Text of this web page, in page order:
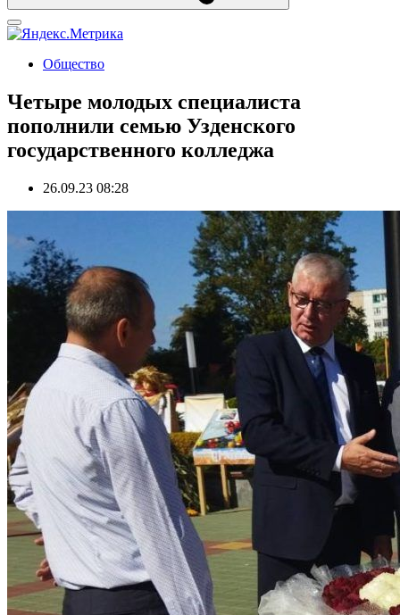
Общество
Четыре молодых специалиста
пополнили семью Узденского
государственного колледжа
26.09.23 08:28